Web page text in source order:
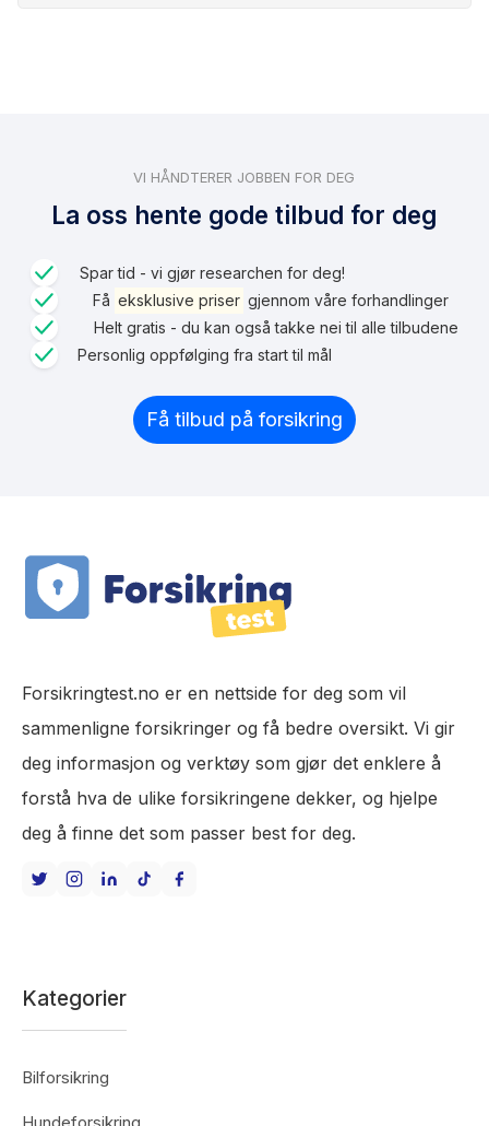
VI HÅNDTERER JOBBEN FOR DEG
La oss hente gode tilbud for deg
Spar tid - vi gjør researchen for deg!
Få eksklusive priser gjennom våre forhandlinger
Helt gratis - du kan også takke nei til alle tilbudene
Personlig oppfølging fra start til mål
Få tilbud på forsikring
Forsikringtest.no er en nettside for deg som vil
sammenligne forsikringer og få bedre oversikt. Vi gir
deg informasjon og verktøy som gjør det enklere å
forstå hva de ulike forsikringene dekker, og hjelpe
deg å finne det som passer best for deg.
Kategorier
Bilforsikring